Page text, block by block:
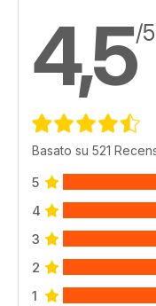
• Concorde -
• Twin-
• Rise of Flight –
Flight Sim
Aerosoft Interview
4,5/5
Basato su 521
5
4
3
2
1